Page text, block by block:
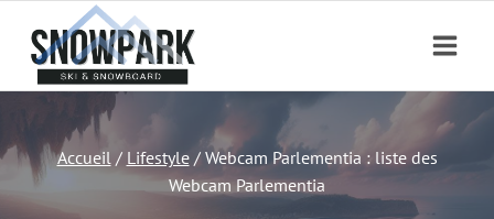
contenu
Accueil / Lifestyle / Webcam Parlementia : liste des
Webcam Parlementia